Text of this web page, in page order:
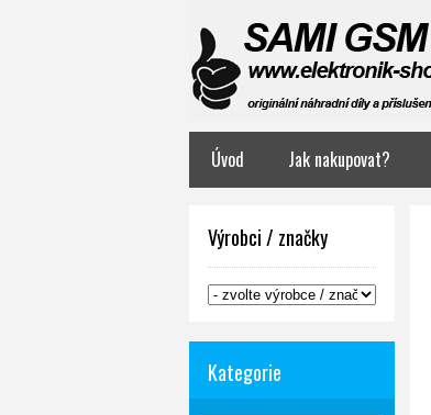
Úvod Jak nakupovat?
Výrobci / značky
Kategorie